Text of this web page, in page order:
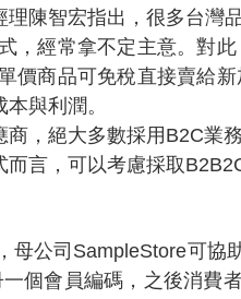
智宏指出，很多台灣
，經常拿不定主意。對
價商品可免稅直接賣給
與利潤。
絕大多數採用B2C業
言，可以考慮採取
司SampleStore可協
個會員編碼，之後消